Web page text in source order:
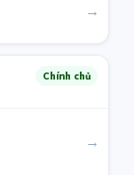
→
Chính chủ
→